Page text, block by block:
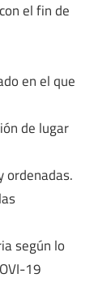
el fin de
en el que
de lugar
ordenadas.
según lo
19